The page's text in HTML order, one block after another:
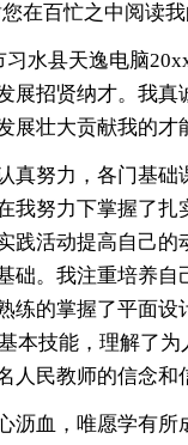
在百忙之中阅读
水县天逸电脑
展招贤纳才。我真
展壮大贡献我的才
真努力，各门基础
我努力下掌握了扎
践活动提高自己的
础。我注重培养自
练的掌握了平面设
本技能，理解了
人民教师的信念和
沥血，唯愿学有所